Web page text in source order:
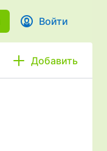
Войти
Добавить